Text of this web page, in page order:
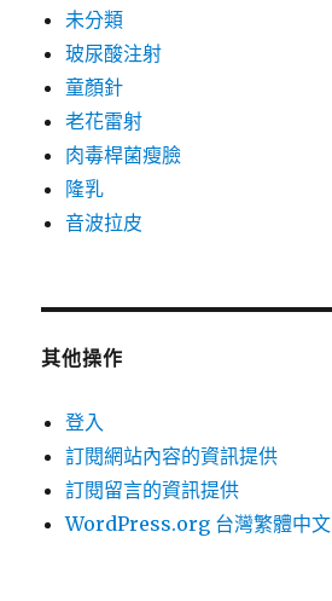
未分類
玻尿酸注射
童顏針
老花雷射
肉毒桿菌瘦臉
隆乳
音波拉皮
其他操作
登入
訂閱網站內容的資訊提供
訂閱留言的資訊提供
WordPress.org 台灣繁體中文